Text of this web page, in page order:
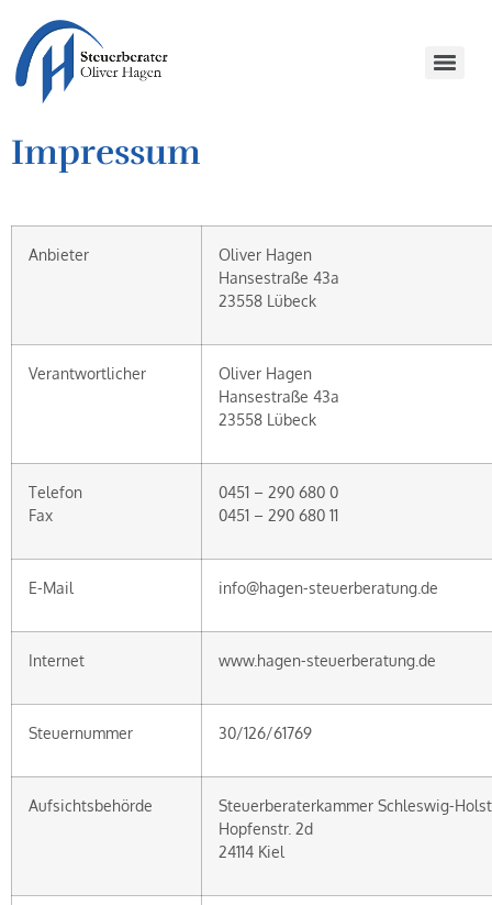
Impressum
Anbieter
Oliver Hagen
Hansestraße 43a
23558 Lübeck
Verantwortlicher
Oliver Hagen
Hansestraße 43a
23558 Lübeck
Telefon
Fax
0451 – 290 680 0
0451 – 290 680 11
E-Mail info@hagen-steuerberatung.de
Internet www.hagen-steuerberatung.de
Steuernummer 30/126/61769
Aufsichtsbehörde
Steuerberaterkammer Schleswig-
Hopfenstr. 2d
24114 Kiel